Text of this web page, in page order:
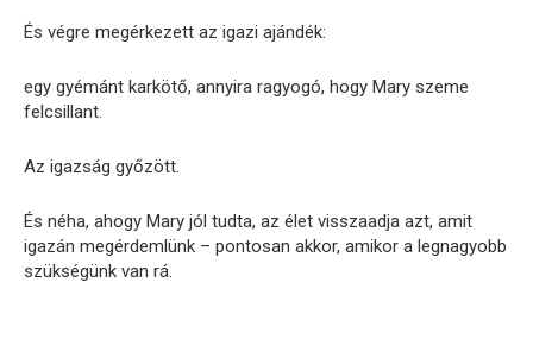
És végre megérkezett az igazi ajándék:
egy gyémánt karkötő, annyira ragyogó, hogy Mary szeme
felcsillant.
Az igazság győzött.
És néha, ahogy Mary jól tudta, az élet visszaadja azt, amit
igazán megérdemlünk – pontosan akkor, amikor a legnagyobb
szükségünk van rá.